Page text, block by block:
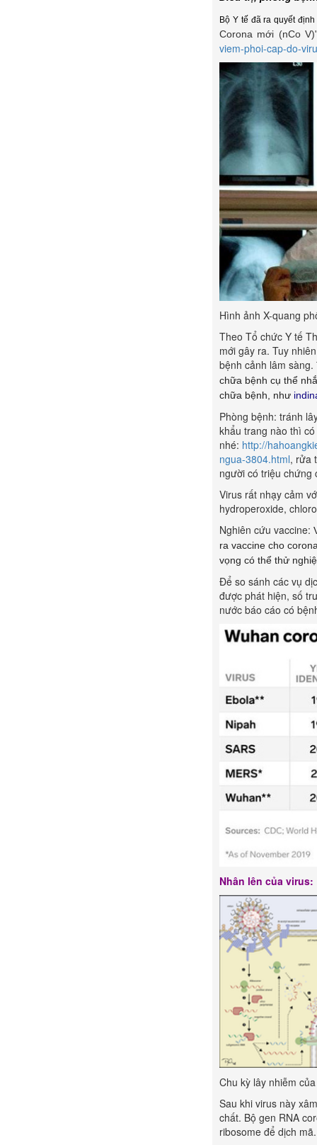
Bộ Y tế đã ra quyết
Corona mới (nCo
viem-phoi-cap-do-
Hình ảnh X-quang
Theo Tổ chức Y tế
mới gây ra. Tuy
bệnh cảnh lâm sàng.
chữa bệnh cụ thể
chữa bệnh, như
Phòng bệnh: tránh
khẩu trang nào thì
nhé: http://
ngua-3804.html, rửa
người có triệu chứng
Virus rất nhạy cảm
hydroperoxide,
Nghiên cứu vaccine:
ra vaccine cho
vọng có thể thử
Để so sánh các vụ
được phát hiện, số
nước báo cáo có
Nhân lên của virus:
Chu kỳ lây nhiễm
Sau khi virus này
chất. Bộ gen RNA
ribosome để dịch mã.